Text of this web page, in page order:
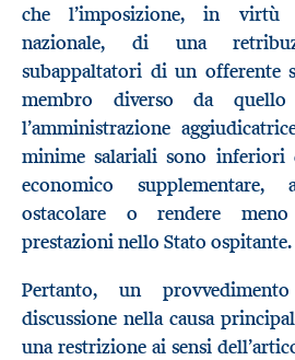
che l’imposizione, in
nazionale, di una
subappaltatori di un offerente
membro diverso da
l’amministrazione
minime salariali sono inferiori
economico
ostacolare o rendere
prestazioni nello Stato ospitante.
Pertanto, un
discussione nella causa
una restrizione ai sensi